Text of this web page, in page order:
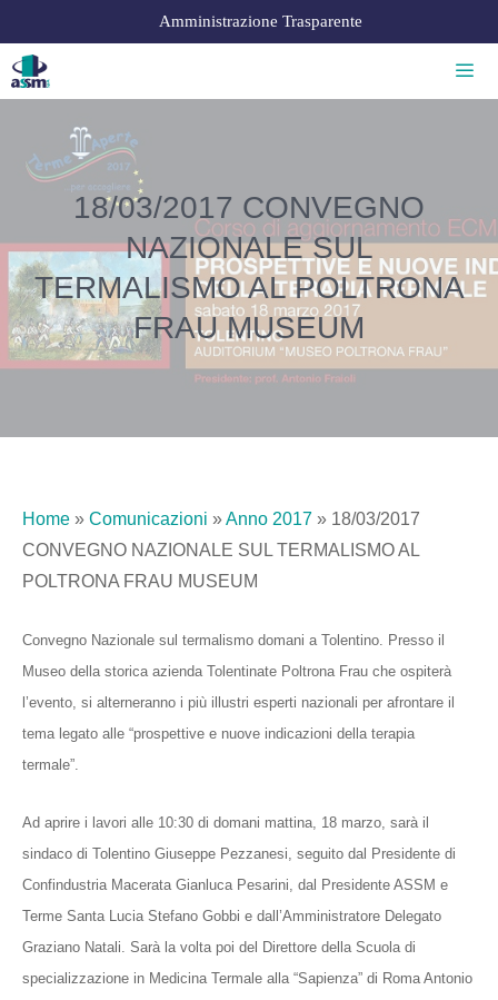
Amministrazione Trasparente
18/03/2017 CONVEGNO
NAZIONALE SUL
TERMALISMO AL POLTRONA
FRAU MUSEUM
Home » Comunicazioni »Anno 2017 » 18/03/2017
CONVEGNO NAZIONALE SUL TERMALISMO AL
POLTRONA FRAU MUSEUM
Convegno Nazionale sul termalismo domani a Tolentino. Presso il
Museo della storica azienda Tolentinate Poltrona Frau che ospiterà
l’evento, si alterneranno i più illustri esperti nazionali per afrontare il
tema legato alle “prospettive e nuove indicazioni della terapia
termale”.
Ad aprire i lavori alle 10:30 di domani mattina, 18 marzo, sarà il
sindaco di Tolentino Giuseppe Pezzanesi, seguito dal Presidente di
Confindustria Macerata Gianluca Pesarini, dal Presidente ASSM e
Terme Santa Lucia Stefano Gobbi e dall’Amministratore Delegato
Graziano Natali. Sarà la volta poi del Direttore della Scuola di
specializzazione in Medicina Termale alla “Sapienza” di Roma Antonio